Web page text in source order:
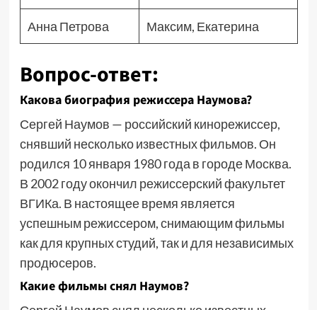
Анна Петрова Максим, Екатерина
Вопрос-ответ:
Какова биография режиссера Наумова?
Сергей Наумов — российский кинорежиссер,
снявший несколько известных фильмов. Он
родился 10 января 1980 года в городе Москва.
В 2002 году окончил режиссерский факультет
ВГИКа. В настоящее время является
успешным режиссером, снимающим фильмы
как для крупных студий, так и для независимых
продюсеров.
Какие фильмы снял Наумов?